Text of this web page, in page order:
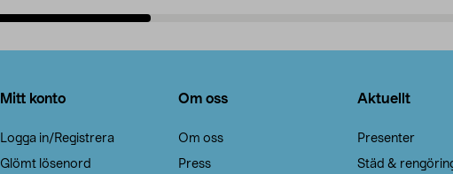
Mitt konto
Logga in/Registrera
Glömt lösenord
Om oss
Om oss
Press
Aktuellt
Presenter
Städ &